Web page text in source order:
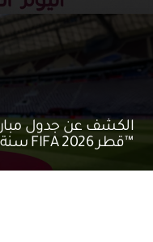
سنة FIFA قطر 2026™️